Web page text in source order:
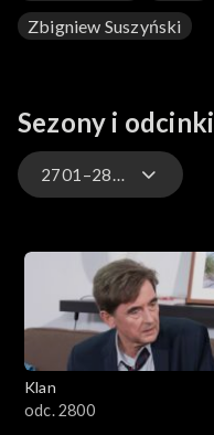
Zbigniew Suszyński
Sezony i odcinki
2701–2800
4601–4700
4501–4600
4401–4500
Klan
odc. 2800